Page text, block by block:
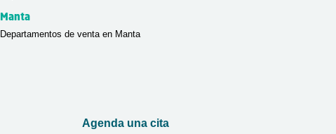
Manta
Departamentos de venta en Manta
Agenda una cita